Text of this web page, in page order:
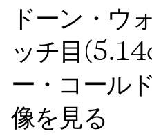
ドーン・ウ
ッチ目
ー・コール
像を見る